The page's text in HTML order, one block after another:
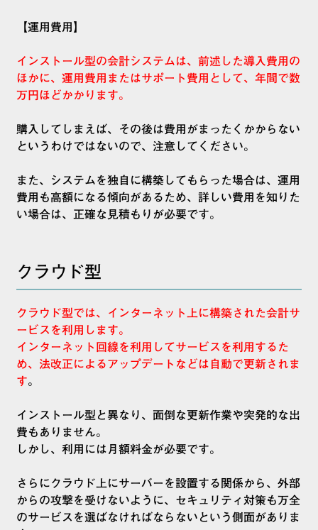
【運用費用】
インストール型の会計システムは、前述した導入費用の
ほかに、運用費用またはサポート費用として、年間で数
万円ほどかかります。
購入してしまえば、その後は費用がまったくかからない
というわけではないので、注意してください。
また、システムを独自に構築してもらった場合は、運用
費用も高額になる傾向があるため、詳しい費用を知りた
い場合は、正確な見積もりが必要です。
クラウド型
クラウド型では、インターネット上に構築された会計サ
ービスを利用します。
インターネット回線を利用してサービスを利用するた
め、法改正によるアップデートなどは自動で更新されま
す。
インストール型と異なり、面倒な更新作業や突発的な出
費もありません。
しかし、利用には月額料金が必要です。
さらにクラウド上にサーバーを設置する関係から、外部
からの攻撃を受けないように、セキュリティ対策も万全
のサービスを選ばなければならないという側面がありま